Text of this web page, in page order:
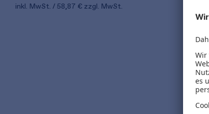
inkl. MwSt. 58,87 € zzgl. MwSt.